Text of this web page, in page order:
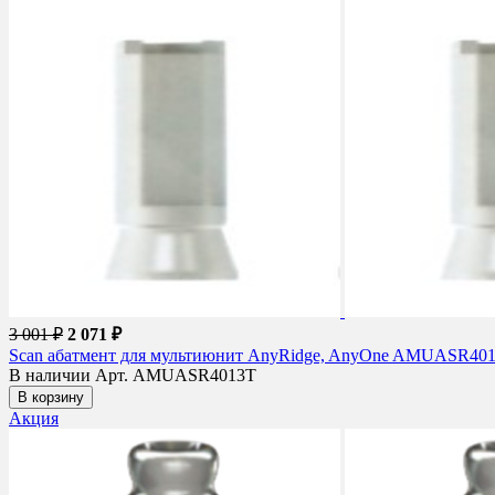
3 001 ₽ 2 071 ₽
Scan абатмент для мультиюнит AnyRidge, AnyOne
В наличии Арт. AMUASR4013T
В корзину
Акция